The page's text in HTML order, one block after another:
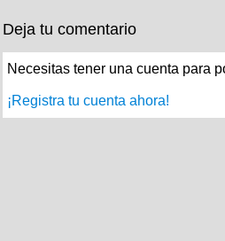
Deja tu comentario
Necesitas tener una cuenta para
¡Registra tu cuenta ahora!